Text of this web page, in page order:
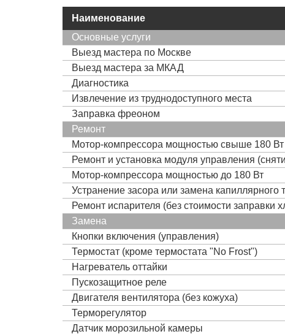
Наименование
Основные услуги
Выезд мастера по Москве
Выезд мастера за МКАД
Диагностика
Извлечение из труднодоступного места
Заправка фреоном
Ремонт
Мотор-компрессора мощностью свыше 180 Вт
Ремонт и установка модуля управления
Мотор-компрессора мощностью до 180 Вт
Устранение засора или замена капиллярного
Ремонт испарителя (без стоимости заправки
Замена
Кнопки включения (управления)
Термостат (кроме термостата "No Frost")
Нагреватель оттайки
Пускозащитное реле
Двигателя вентилятора (без кожуха)
Терморегулятор
Датчик морозильной камеры